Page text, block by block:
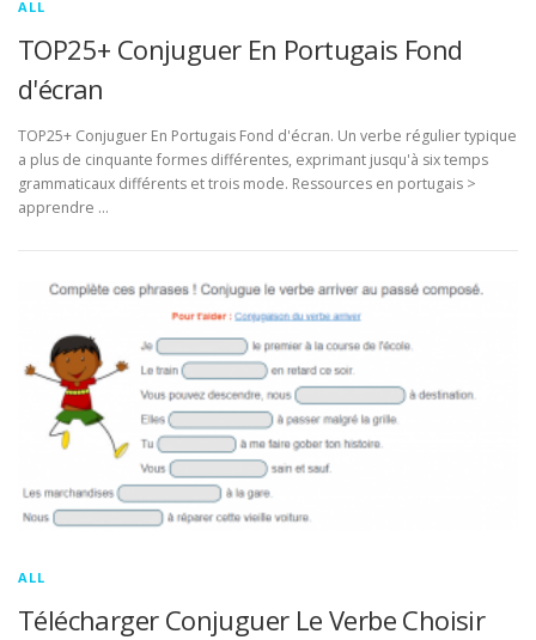
ALL
TOP25+ Conjuguer En Portugais Fond
d'écran
TOP25+ Conjuguer En Portugais Fond d'écran. Un verbe régulier typique
a plus de cinquante formes différentes, exprimant jusqu'à six temps
grammaticaux différents et trois mode. Ressources en portugais >
apprendre …
ALL
Télécharger Conjuguer Le Verbe Choisir